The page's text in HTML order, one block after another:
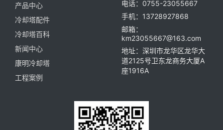
产品中心
冷却塔配件
冷却塔百科
新闻中心
康明冷却塔
工程案例
电话：0755-23055667
手机：13728927868
邮箱：
km23055667@163.com
地址：深圳市龙华区龙华大
道2125号卫东龙商务大厦A
座1916A